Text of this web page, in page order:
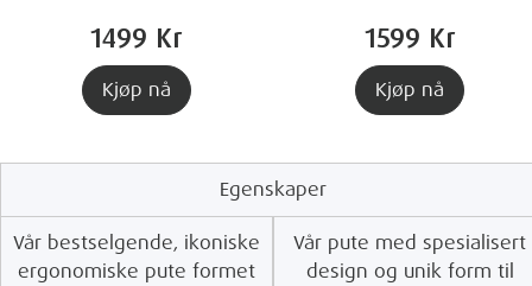
1499 Kr
Kjøp nå
1599 Kr
Kjøp nå
Egenskaper
Vår bestselgende, ikoniske
ergonomiske pute formet
Vår pute med spesialisert
design og unik form til